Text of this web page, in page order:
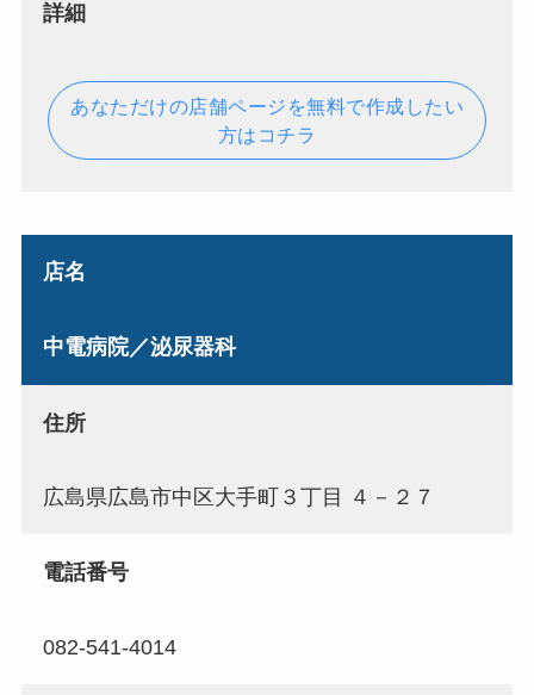
詳細
あなただけの店舗ページを無料で作成したい
方はコチラ
店名
中電病院／泌尿器科
住所
広島県広島市中区大手町３丁目 ４－２７
電話番号
082-541-4014